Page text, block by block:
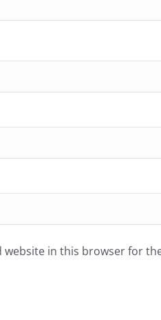
website in this browser for